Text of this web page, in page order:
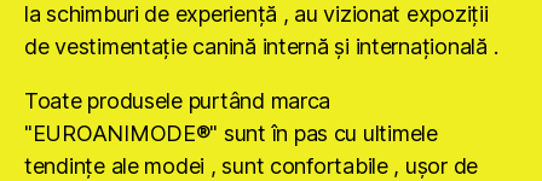
la schimburi de experienţă , au vizionat expoziţii
de vestimentaţie canină internă şi internaţională .
Toate produsele purtând marca
"EUROANIMODE®" sunt în pas cu ultimele
tendinţe ale modei , sunt confortabile , uşor de